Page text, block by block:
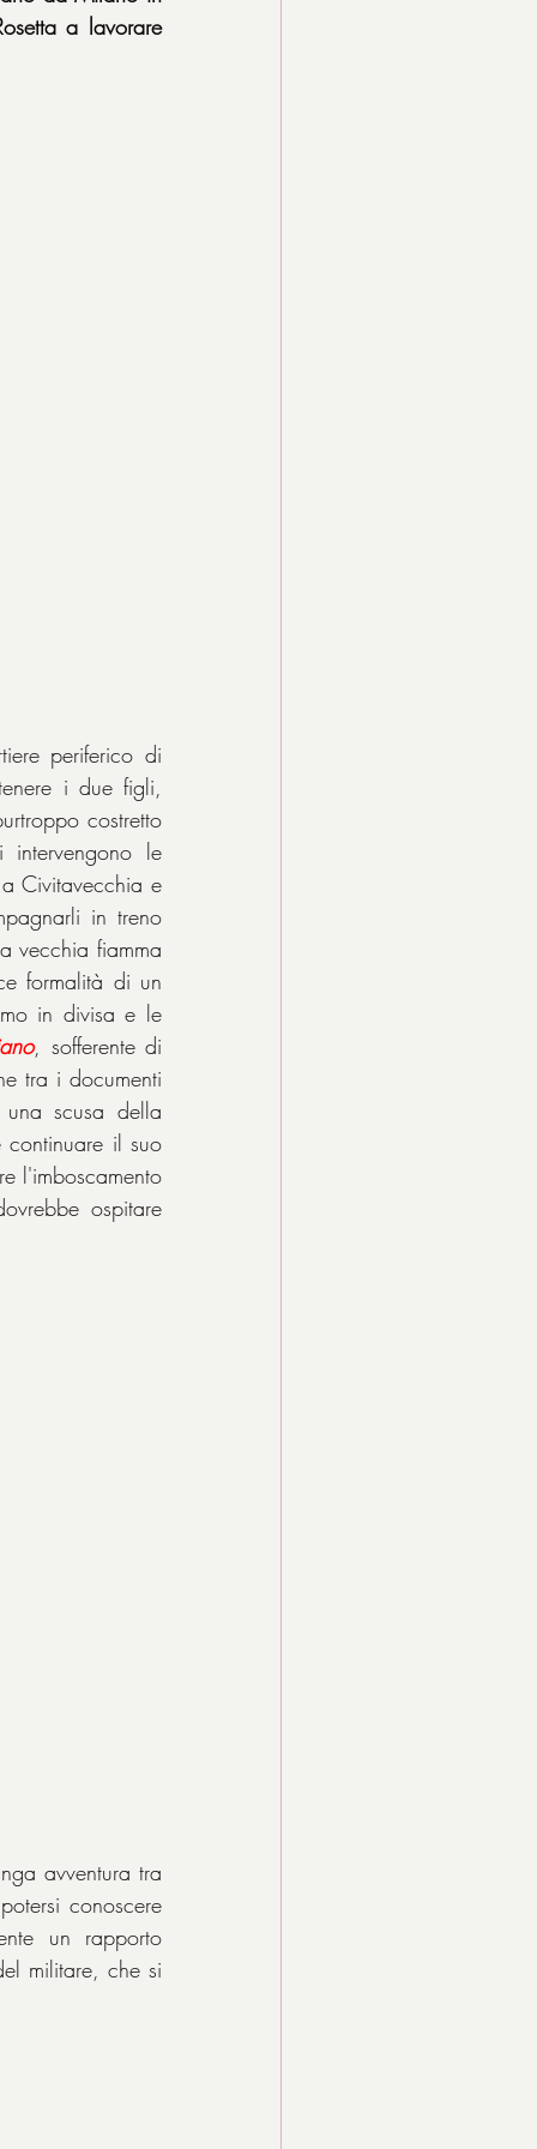
a lavorare
periferico di
costretto
le
Civitavecchia e
in treno
vecchia fiamma
formalità di un
in divisa e le
, sofferente di
tra i documenti
scusa della
il suo
l'imboscamento
avventura tra
conoscere
un rapporto
militare, che si